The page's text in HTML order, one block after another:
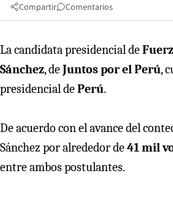
Compartir Comentarios
La candidata presidencial de
Sánchez, deJuntos por el Perú,
presidencial dePerú.
De acuerdo con el avance del
Sánchez por alrededor de41 mil
entre ambos postulantes.